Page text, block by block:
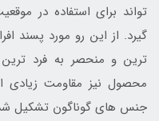
تواند برای استفاده در
گیرد. از این رو مورد پسند
ترین و منحصر به فرد
محصول نیز مقاومت
جنس های گوناگون تشکیل